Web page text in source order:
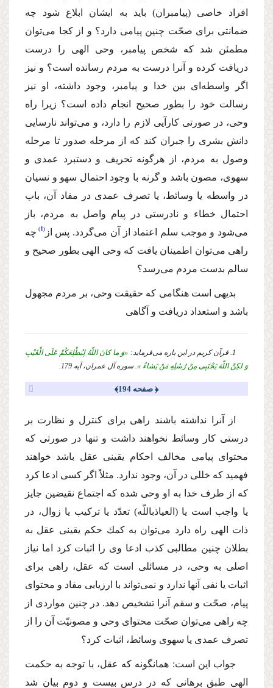
افراد خاصى (پیامبران) باید به ایشان ابلاغ شود چه
ضمانتى براى صحّت چنین پیامى دارد؟ و از كجا مى‌توان
مطمئن شد كه شخص پیامبر، وحى الهى را درست
دریافت كرده و آنرا درست به مردم رسانده است؟ و نیز
اگر واسطه‌اى بین خدا و پیامبر، وجود داشته، او نیز
رسالت خود را بطور صحیح انجام داده است؟ زیرا راه
وحى، در صورتى كارآیى لازم را دارد، و مى‌تواند نارسایى
دانش بشرى را جبران كند كه از مرحله صدور تا مرحله
وصول به مردم، از هرگونه تحریف و دستبرد عمدى و
سهوى، مصون باشد و گرنه با وجود احتمال سهو و نسیان
در واسطه یا وسائط، یا تصرف عمدى در مفاد آن، باب
احتمال خطاء و نادرستى در پیام واصل به مردم، باز
مى‌شود و موجب سلم اعتماد از آن مى‌گردد. پس از 1
چه
راهى مى‌توان اطمینان یافت كه وحى الهى بطور صحیح و
سالم بدست مردم مى‌رسد؟
بدیهى است هنگامى كه حقیقت وحى، بر مردم مجهول
باشد و استعداد دریافت و آگاهى
1. قرآن كریم در این باره مى‌فرماید:
«وَ ما كانَ اللّهُ لِیُطْلِعَكُمْ عَلَى الْغَیْبِ
وَ لكِنَّ اللّهَ یَجْتَبِی مِنْ رُسُلِهِ مَنْ یَشاءُ ». سوره آل عمران، آیه 179.
﴿ صفحه 194﴾
از آنرا نداشته باشند راهى براى كنترل و نظارت بر
درستى كار وسائط نخواهند داشت و تنها در صورتى كه
محتواى پیامى مخالف احكام یقینى عقل باشد خواهند
فهمید كه خللى در آن، وجود ندارد. مثلاً اگر كسى ادعا كرد
كه از طرف خدا به او وحى شده كه اجتماع نقیضین جایز
یا واجب است یا (العیاذباللّه) تعدّد یا تركیب یا زوال، در
ذات الهى راه دارد مى‌توان به كمك حكم یقینى عقل به
بطلان چنین مطالبى كذب ادعا وى را اثبات كرد اما نیاز
اصلى به وحى، در مسائلى است كه عقل، راهى براى
اثبات یا نفى آنها ندارد و نمى‌تواند با ارزیابى مفاد و محتواى
پیام، صحّت و سقم آنرا تشخیص دهد. در چنین مواردى از
چه راهى مى‌توان صحّت محتواى وحى و مصونیّت آن را از
تصرف عمدى یا سهوى وسائط، اثبات كرد؟
جواب این است: همانگونه كه عقل، با توجه به حكمت
الهى طبق برهانى كه در درس بیست و دوم بیان شد